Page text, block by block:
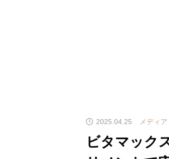
2025.04.25 メディア
ビタマック